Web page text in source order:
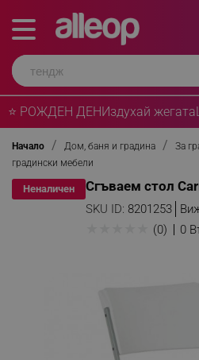
⭐ РОЖДЕН ДЕНИздухай жегата
Начало Дом, баня и градина За
градински мебели
Неналичен Сгъваем стол
SKU ID: 8201253
(0) 0